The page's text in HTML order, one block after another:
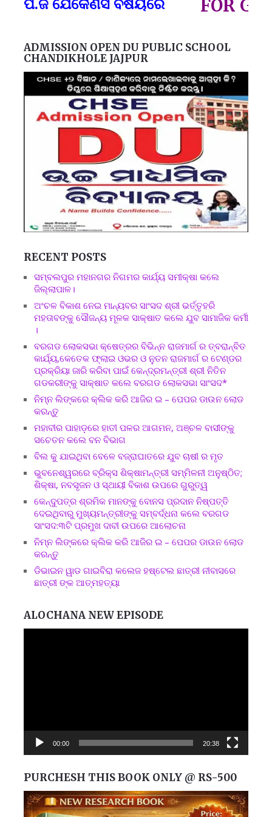
ଯେକୈଣସି ବିଷୟରେ FOR GOVT
ADMISSION OPEN DU PUBLIC SCHOOL
CHANDIKHOLE JAJPUR
RECENT POSTS
ସମ୍ବଲପୁର ମହାନଗର ନିଗମର କାର୍ଯ୍ୟ ସମୀକ୍ଷା କଲେ
ଜିଲ୍ଲାପାଳ।
ଅଂଚଳ ବିକାଶ ନେଇ ମାନ୍ୟବର ସାଂସଦ ଶ୍ରୀ ଭର୍ତ୍ତୃହରି
ମହତାବଙ୍କୁ ସୌଜନ୍ୟ ମୂଳକ ସାକ୍ଷାତ କଲେ ଯୁବ ସାମାଜିକ କର୍ମୀ
।
ବରଗଡ ଲୋକସଭା କ୍ଷେତ୍ରର ବିଭିନ୍ନ ରାଜମାର୍ଗ ର ତ୍ବରାନ୍ବିତ
କାର୍ଯ୍ୟ,କେତେକ ଫ୍ଲାଇ ଓଭର ଓ ନୁତନ ରାଜମାର୍ଗ ର ଟେଣ୍ଡର
ପ୍ରକ୍ରିୟା ଜାରି କରିବା ପାଇଁ କେନ୍ଦ୍ରମନ୍ତ୍ରୀ ଶ୍ରୀ ନିତିନ
ଗଡକରୀଙ୍କୁ ସାକ୍ଷାତ କଲେ ବରଗଡ ଲୋକସଭା ସାଂସଦ*
ନିମ୍ନ ଲିଙ୍କରେ କ୍ଲିକ କରି ଆଜିର ଇ – ପେପର ଡାଉନ ଲୋଡ
କରନ୍ତୁ
ମହାବୀର ପାହାଡ଼ରେ ହାତୀ ପଳର ଆଗମନ, ଅଞ୍ଚଳ ବାସୀଙ୍କୁ
ସଚେତନ କଲେ ବନ ବିଭାଗ
ବିଲ କୁ ଯାଇଥିବା ବେଳେ ବଜ୍ରାଘାତରେ ଯୁବ ଚାଷୀ ର ମୃତ
ଭୁବନେଶ୍ୱରରେ ବ୍ରିକ୍ସ ଶିକ୍ଷାମନ୍ତ୍ରୀ ସମ୍ମିଳନୀ ଅନୁଷ୍ଠିତ;
ଶିକ୍ଷା, ନବସୃଜନ ଓ ସ୍ଥାୟୀ ବିକାଶ ଉପରେ ଗୁରୁତ୍ୱ
କେନ୍ଦୁପତ୍ର ଶ୍ରମିକ ମାନଙ୍କୁ ବୋନସ ପ୍ରଦାନ ନିଷ୍ପତ୍ତି
ଦେଇଥିବାରୁ ମୁଖ୍ୟମନ୍ତ୍ରୀଙ୍କୁ ସମ୍ବର୍ଦ୍ଧନା କଲେ ବରଗଡ
ସାଂସଦ:୩ଟି ପ୍ରମୁଖ ଦାବୀ ଉପରେ ଆଲୋଚନା
ନିମ୍ନ ଲିଙ୍କରେ କ୍ଲିକ କରି ଆଜିର ଇ – ପେପର ଡାଉନ ଲୋଡ
କରନ୍ତୁ
ଡିଭାଇନ ୱାଡ ଗାଇବିରା କଲେଜ ହଷ୍ଟେଲ ଛାତ୍ରୀ ନୀବାସରେ
ଛାତ୍ରୀ ଙ୍କ ଆତ୍ମହତ୍ୟା
ALOCHANA NEW EPISODE
00:00 20:38
PURCHESH THIS BOOK ONLY @ RS-500